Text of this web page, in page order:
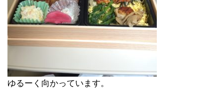
ゆるーく向かっています。